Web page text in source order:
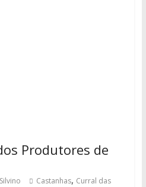
Produtores de
Castanhas, Curral das